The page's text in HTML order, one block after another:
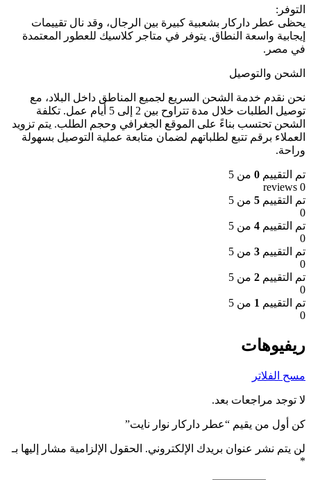
التوفر:
يحظى عطر داركار بشعبية كبيرة بين الرجال، وقد نال تقييمات
إيجابية واسعة النطاق. يتوفر في متاجر كلاسيك للعطور المعتمدة
في مصر.
الشحن والتوصيل
نحن نقدم خدمة الشحن السريع لجميع المناطق داخل البلاد، مع
توصيل الطلبات خلال مدة تتراوح بين 2 إلى 5 أيام عمل. تكلفة
الشحن تحتسب بناءً على الموقع الجغرافي وحجم الطلب. يتم تزويد
العملاء برقم تتبع لطلباتهم لضمان متابعة عملية التوصيل بسهولة
وراحة.
تم التقييم 0 من 5
0 reviews
تم التقييم 5 من 5
0
تم التقييم 4 من 5
0
تم التقييم 3 من 5
0
تم التقييم 2 من 5
0
تم التقييم 1 من 5
0
ريفيوهات
مسح الفلاتر
لا توجد مراجعات بعد.
كن أول من يقيم “عطر داركار نوار نايت”
لن يتم نشر عنوان بريدك الإلكتروني. الحقول الإلزامية مشار إليها بـ
*